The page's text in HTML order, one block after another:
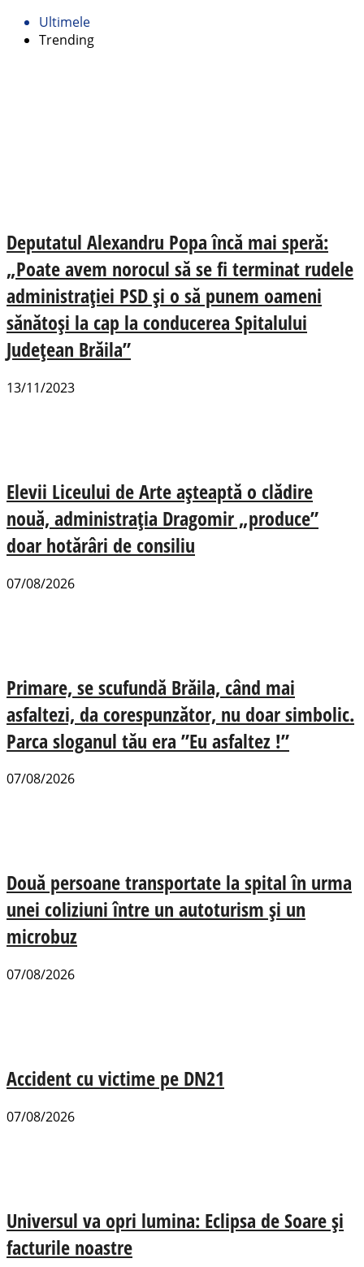
Ultimele
Trending
Deputatul Alexandru Popa încă mai speră:
„Poate avem norocul să se fi terminat rudele
administrației PSD și o să punem oameni
sănătoși la cap la conducerea Spitalului
Județean Brăila”
13/11/2023
Elevii Liceului de Arte așteaptă o clădire
nouă, administrația Dragomir „produce”
doar hotărâri de consiliu
07/08/2026
Primare, se scufundă Brăila, când mai
asfaltezi, da corespunzător, nu doar simbolic.
Parca sloganul tău era ”Eu asfaltez !”
07/08/2026
Două persoane transportate la spital în urma
unei coliziuni între un autoturism și un
microbuz
07/08/2026
Accident cu victime pe DN21
07/08/2026
Universul va opri lumina: Eclipsa de Soare și
facturile noastre